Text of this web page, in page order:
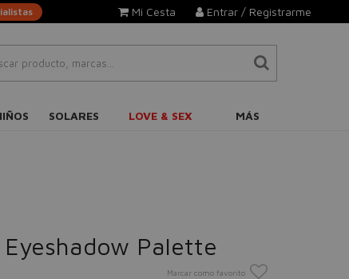
Entrar / Registrarme
Mi Cesta
SOLARES LOVE & SEX MÁS
Palette
Marcar como favorito